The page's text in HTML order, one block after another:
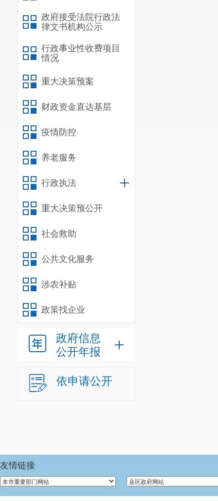
政府接受法院行政法
律文书机构公示
行政事业性收费项目
情况
重大决策预案
财政资金直达基层
疫情防控
养老服务
行政执法
重大决策预公开
社会救助
公共文化服务
涉农补贴
政策找企业
政府信息
公开年报
依申请公开
友情链接